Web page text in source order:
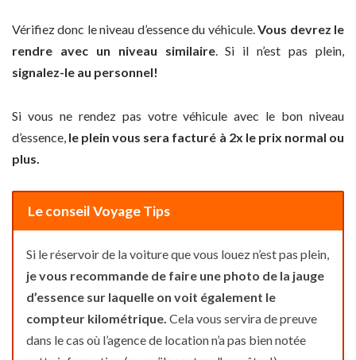
Vérifiez donc le niveau d’essence du véhicule.Vous devrez le
rendre avec un niveau similaire. Si il n’est pas plein,
signalez-le au personnel!
Si vous ne rendez pas votre véhicule avec le bon niveau
d’essence, le plein vous sera facturé à 2x le prix normal ou
plus.
Le conseil Voyage Tips
Si le réservoir de la voiture que vous louez n’est pas plein,
je vous recommande de faire une photo de la jauge
d’essence sur laquelle on voit également le
compteur kilométrique. Cela vous servira de preuve
dans le cas où l’agence de location n’a pas bien notée